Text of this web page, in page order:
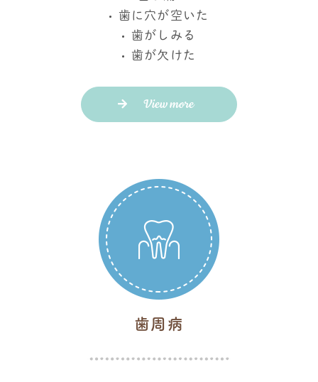
歯に穴が空いた
歯がしみる
歯が欠けた
View more
歯周病